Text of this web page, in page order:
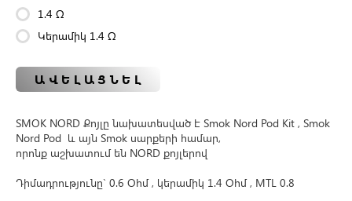
1.4 Ω
Կերամիկ 1.4 Ω
ԱՎԵԼԱՑՆԵԼ
SMOK NORD Քոյլը նախատեսված է Smok Nord Pod Kit , Smok
Nord Pod և այն Smok սարքերի համար,
որոնք աշխատում են NORD քոյլերով
Դիմադրությունը` 0.6 Օհմ , կերամիկ 1.4 Օհմ , MTL 0.8